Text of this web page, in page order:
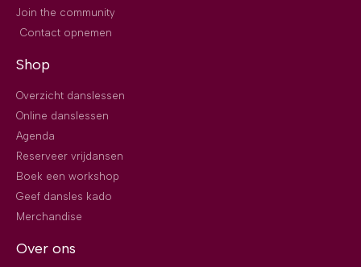
Join the community
Contact opnemen
Shop
Overzicht danslessen
Online danslessen
Agenda
Reserveer vrijdansen
Boek een workshop
Geef dansles kado
Merchandise
Over ons